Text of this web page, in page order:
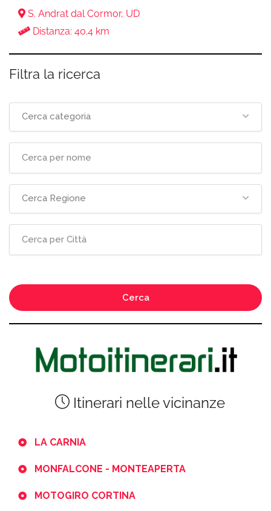
S. Andrat dal Cormor, UD
Distanza: 40.4 km
Filtra la ricerca
Cerca categoria
Cerca Regione
Cerca
Itinerari nelle vicinanze
LA CARNIA
MONFALCONE - MONTEAPERTA
MOTOGIRO CORTINA